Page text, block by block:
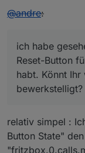
@andre:
ich habe
Reset-Button
habt. Könnt
bewerkstelligt?
relativ simpel :
Button State"